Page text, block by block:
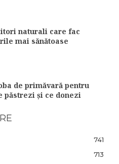
naturali care fac
mai sănătoase
de primăvară pentru
păstrezi și ce donezi
741
713